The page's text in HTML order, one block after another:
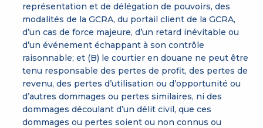
représentation et de délégation de pouvoirs, des
modalités de la GCRA, du portail client de la GCRA,
d’un cas de force majeure, d’un retard inévitable ou
d’un événement échappant à son contrôle
raisonnable; et (B) le courtier en douane ne peut être
tenu responsable des pertes de profit, des pertes de
revenu, des pertes d’utilisation ou d’opportunité ou
d’autres dommages ou pertes similaires, ni des
dommages découlant d’un délit civil, que ces
dommages ou pertes soient ou non connus ou